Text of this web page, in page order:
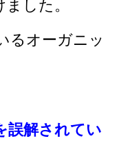
した。
るオーガニッ
誤解されてい